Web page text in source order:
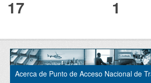
17 1
Acerca de Punto de Acceso Nacional de